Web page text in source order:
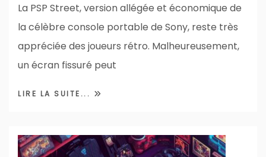
La PSP Street, version allégée et économique de
la célèbre console portable de Sony, reste très
appréciée des joueurs rétro. Malheureusement,
un écran fissuré peut
LIRE LA SUITE...